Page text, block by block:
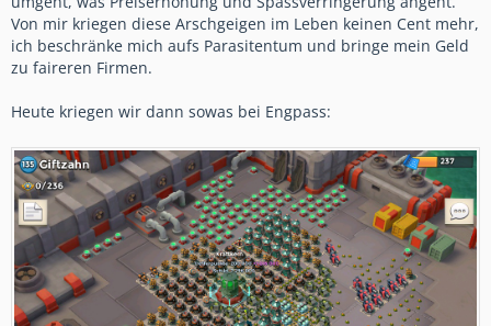
Von mir kriegen diese Arschgeigen im Leben keinen Cent mehr,
ich beschränke mich aufs Parasitentum und bringe mein Geld
zu faireren Firmen.
Heute kriegen wir dann sowas bei Engpass: